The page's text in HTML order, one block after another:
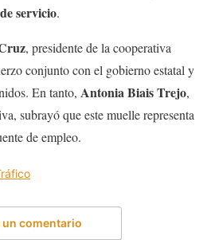
servicio.
, presidente de la cooperativa
conjunto con el gobierno estatal y
En tanto, Antonia Biais Trejo,
subrayó que este muelle representa
de empleo.
un comentario